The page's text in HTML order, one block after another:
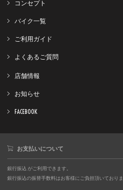
コンセプト
バイク一覧
ご利用ガイド
よくあるご質問
店舗情報
お知らせ
FACEBOOK
お支払いについて
銀行振込 がご利用できます。
銀行振込の振替手数料はお客様にご負担頂いており